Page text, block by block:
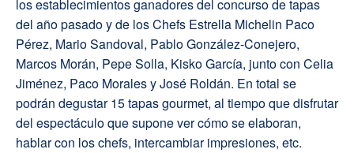
los establecimientos ganadores del concurso de tapas
del año pasado y de los Chefs Estrella Michelin Paco
Pérez, Mario Sandoval, Pablo González-Conejero,
Marcos Morán, Pepe Solla, Kisko García, junto con Celia
Jiménez, Paco Morales y José Roldán. En total se
podrán degustar 15 tapas gourmet, al tiempo que disfrutar
del espectáculo que supone ver cómo se elaboran,
hablar con los chefs, intercambiar impresiones, etc.